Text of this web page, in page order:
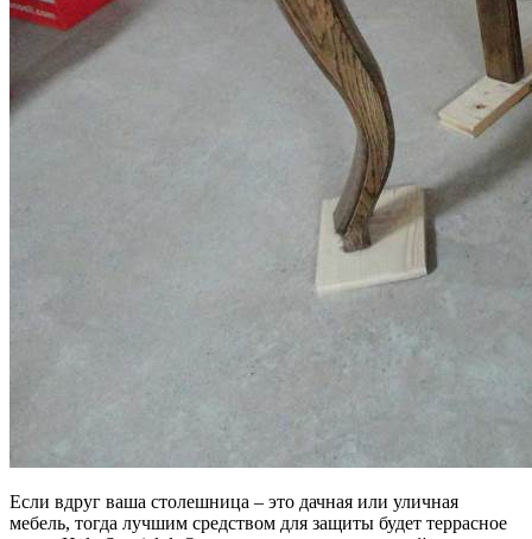
Если вдруг ваша столешница – это дачная или уличная
мебель, тогда лучшим средством для защиты будет террасное